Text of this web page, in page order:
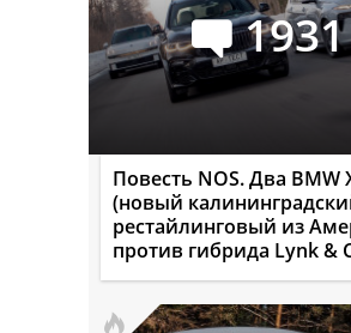
1931
Повесть NOS. Два BMW
(новый
рестайлинговый из
против гибрида Lynk &